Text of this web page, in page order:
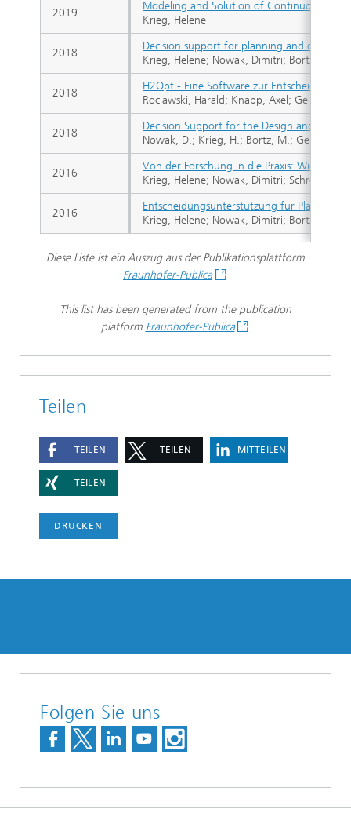
Modeling and Solution of Continuous Set
Krieg, Helene
Decision support for planning and
Krieg, Helene; Nowak, Dimitri; Bortz,
H2Opt - Eine Software zur
Roclawski, Harald; Knapp, Axel; Geil,
Decision Support for the Design and
Nowak, D.; Krieg, H.; Bortz, M.; Geil, C.;
Von der Forschung in die Praxis: Wie
Krieg, Helene; Nowak, Dimitri; Schroeder,
Entscheidungsunterstützung für Planung
Krieg, Helene; Nowak, Dimitri; Bortz,
2019
2018
2018
2018
2016
2016
Diese Liste ist ein Auszug aus der Publikationsplattform
Fraunhofer-Publica
This list has been generated from the publication
platform Fraunhofer-Publica
Teilen
TEILEN TEILEN MITTEILEN
TEILEN
DRUCKEN
Folgen Sie uns